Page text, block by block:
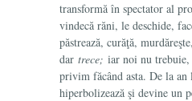
transformă în spectator al
vindecă răni, le deschide,
păstrează, curăţă,
dar trece; iar noi nu
privim făcând asta. De la an
hiperbolizează şi devine un